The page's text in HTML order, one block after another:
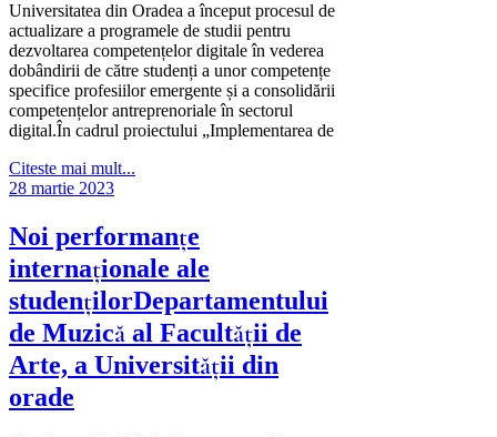
Universitatea din Oradea a început procesul de
actualizare a programele de studii pentru
dezvoltarea competențelor digitale în vederea
dobândirii de către studenți a unor competențe
specifice profesiilor emergente și a consolidării
competențelor antreprenoriale în sectorul
digital.În cadrul proiectului „Implementarea de
Citeste mai mult...
28 martie 2023
Noi performanțe
internaționale ale
studențilorDepartamentului
de Muzică al Facultății de
Arte, a Universității din
orade